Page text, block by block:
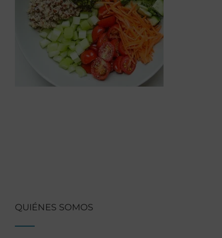
QUIÉNES SOMOS